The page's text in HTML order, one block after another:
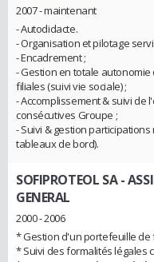
2007 - maintenant
- Autodidacte.
- Organisation et pilotage
- Encadrement ;
- Gestion en totale
filiales (suivi vie sociale) ;
- Accomplissement & suivi de
consécutives Groupe ;
- Suivi & gestion
tableaux de bord).
SOFIPROTEOL SA-
GENERAL
2000 - 2006
* Gestion d'un portefeuille de
* Suivi des formalités légales